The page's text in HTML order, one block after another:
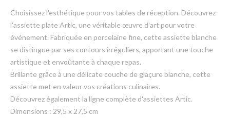
Choisissez l'esthétique pour vos tables de réception. Découvrez
l'assiette plate Artic, une véritable œuvre d'art pour votre
événement. Fabriquée en porcelaine fine, cette assiette blanche
se distingue par ses contours irréguliers, apportant une touche
artistique et envoûtante à chaque repas.
Brillante grâce à une délicate couche de glaçure blanche, cette
assiette met en valeur vos créations culinaires.
Découvrez également la ligne complète d'assiettes Artic.
Dimensions : 29,5 x 27,5 cm